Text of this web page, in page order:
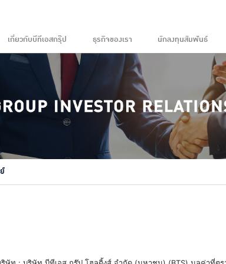
เกี่ยวกับบีทีเอสกรุ๊ป ธุรกิจของเรา นักลงทุนสัมพันธ์